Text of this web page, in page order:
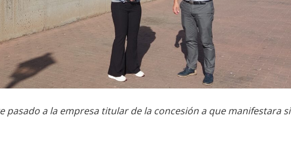
pasado a la empresa titular de la concesión a que manifestara si